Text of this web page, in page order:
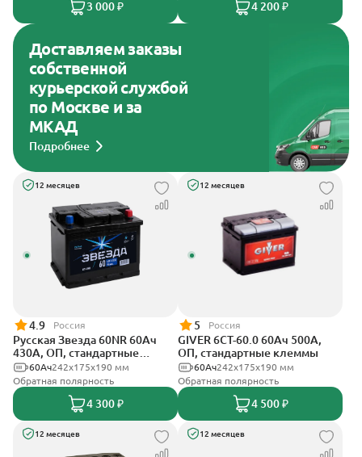
3 000 ₽ 4 200 ₽
Доставляем заказы
собственной
курьерской службой
по Москве и за
МКАД
Подробнее
12 месяцев
4.9 Россия
Русская Звезда 60NR 60Ач
430А, ОП, стандартные
клеммы242x175x190 мм
60Ач
Обратная полярность
4 300 ₽
12 месяцев
5 Россия
GIVER 6СТ-60.0 60Ач 500А,
ОП, стандартные клеммы
242х175х190 мм
60Ач
Обратная полярность
4 500 ₽
12 месяцев 12 месяцев